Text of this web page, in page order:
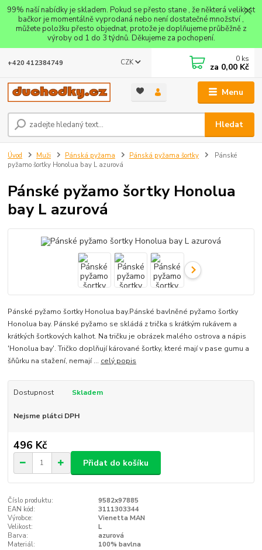
99% naší nabídky je skladem. Pokud se přesto stane , že některá velikost
bačkor je momentálně vyprodaná nebo není dostatečné množství ,
můžete položku přesto objednat, protože je doplňujeme průběžně z
výroby od 1 do 3 týdnů. Děkujeme za pochopení.
Menu
CZK
Hledat
+420 412384749 0 ks
za 0,00 Kč
Úvod Muži Pánská pyžama Pánská pyžama šortky
Pánské
pyžamo šortky Honolua bay L azurová
Pánské pyžamo šortky Honolua
bay L azurová
Pánské pyžamo šortky Honolua bay.Pánské bavlněné pyžamo šortky
Honolua bay. Pánské pyžamo se skládá z trička s krátkým rukávem a
krátkých šortkových kalhot. Na tričku je obrázek malého ostrova a nápis
'Honolua bay'. Tričko doplňují kárované šortky, které mají v pase gumu a
šňůrku na stažení, nemají ... celý popis
Dostupnost Skladem
Nejsme plátci DPH
496 Kč
Přidat do košíku
Číslo produktu:
9582x97885
EAN kód:
3111303344
Výrobce:
Vienetta MAN
Velikost:
L
Barva:
azurová
Materiál:
100% bavlna